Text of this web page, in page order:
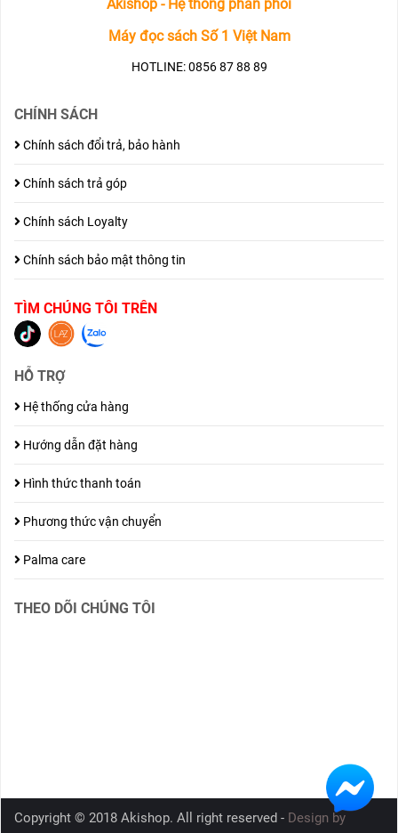
Akishop - Hệ thống phân phối
Máy đọc sách Số 1 Việt Nam
HOTLINE: 0856 87 88 89
CHÍNH SÁCH
Chính sách đổi trả, bảo hành
Chính sách trả góp
Chính sách Loyalty
Chính sách bảo mật thông tin
TÌM CHÚNG TÔI TRÊN
HỖ TRỢ
Hệ thống cửa hàng
Hướng dẫn đặt hàng
Hình thức thanh toán
Phương thức vận chuyển
Palma care
THEO DÕI CHÚNG TÔI
Copyright © 2018 Akishop. All right reserved - Design by